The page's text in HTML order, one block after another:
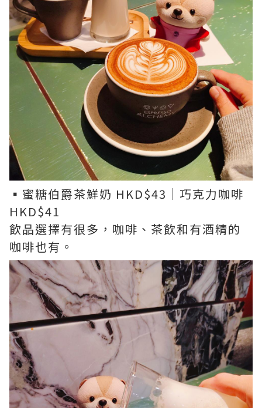
▪︎蜜糖伯爵茶鮮奶 HKD$43｜巧克力咖啡
HKD$41
飲品選擇有很多，咖啡、茶飲和有酒精的
咖啡也有。